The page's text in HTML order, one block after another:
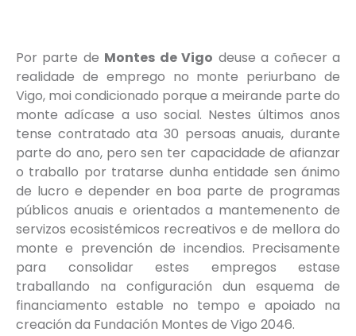
Por parte de Montes de Vigo deuse a coñecer a
realidade de emprego no monte periurbano de
Vigo, moi condicionado porque a meirande parte do
monte adícase a uso social. Nestes últimos anos
tense contratado ata 30 persoas anuais, durante
parte do ano, pero sen ter capacidade de afianzar
o traballo por tratarse dunha entidade sen ánimo
de lucro e depender en boa parte de programas
públicos anuais e orientados a mantemenento de
servizos ecosistémicos recreativos e de mellora do
monte e prevención de incendios. Precisamente
para consolidar estes empregos estase
traballando na configuración dun esquema de
financiamento estable no tempo e apoiado na
creación da Fundación Montes de Vigo 2046.